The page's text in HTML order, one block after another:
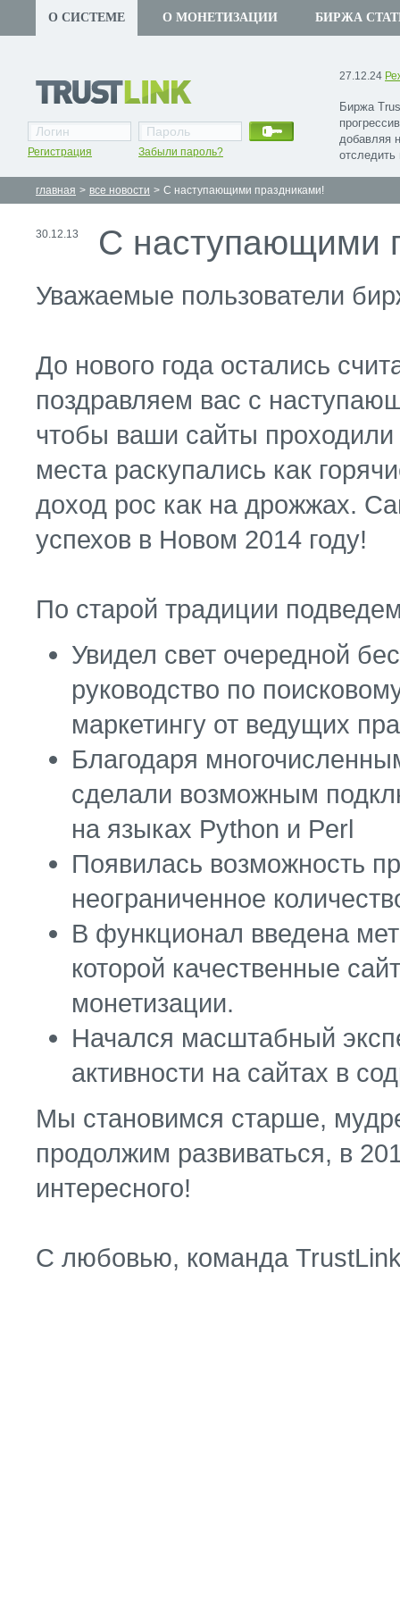
О СИСТЕМЕ О МОНЕТИЗАЦИИ БИРЖА
27.12.24
Биржа
добавляя
Регистрация Забыли пароль?
главная > все новости > С наступающими праздниками!
30.12.13 С наступающими
Уважаемые пользователи
До нового года остались
поздравляем вас с
чтобы ваши сайты
места раскупались как
доход рос как на дрожжах.
успехов в Новом 2014 году!
По старой традиции
Увидел свет очередной
руководство по
маркетингу от ведущих
Благодаря
сделали возможным
на языках Python и Perl
Появилась возможность
неограниченное
В функционал введена
которой качественные
монетизации.
Начался масштабный
активности на сайтах в
Мы становимся старше,
продолжим развиваться, в
интересного!
С любовью, команда